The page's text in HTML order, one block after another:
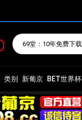
类别 新葡京 BET世界杯